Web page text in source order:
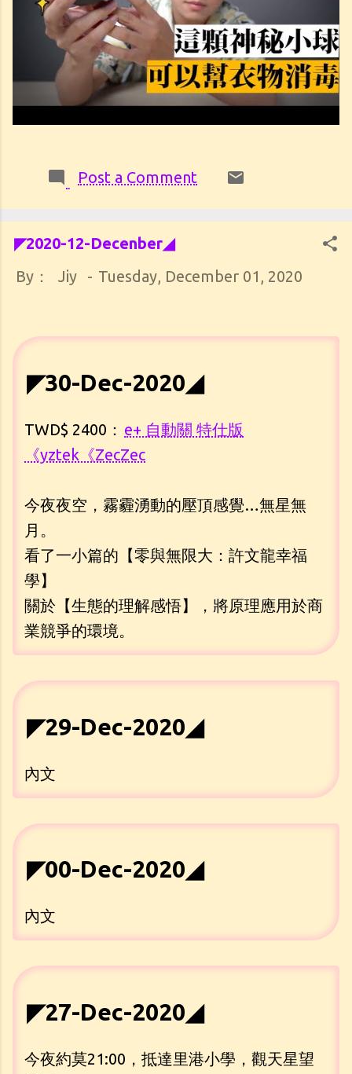
Post a Comment
◤2020-12-Decenber◢
By：
Jiy - Tuesday, December 01, 2020
◤30-Dec-2020◢
TWD$ 2400： e+ 自動關 特仕版
《yztek《ZecZec
今夜夜空，霧霾湧動的壓頂感覺…無星無
月。
看了一小篇的【零與無限大：許文龍幸福
學】
關於【生態的理解感悟】，將原理應用於商
業競爭的環境。
◤29-Dec-2020◢
內文
◤00-Dec-2020◢
內文
◤27-Dec-2020◢
今夜約莫21:00，抵達里港小學，觀天星望